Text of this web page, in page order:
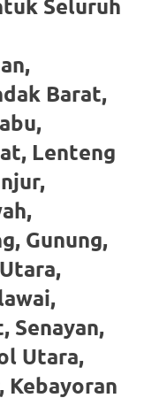
Seluruh
Barat,
Lenteng
Gunung,
Senayan,
Utara,
Kebayoran